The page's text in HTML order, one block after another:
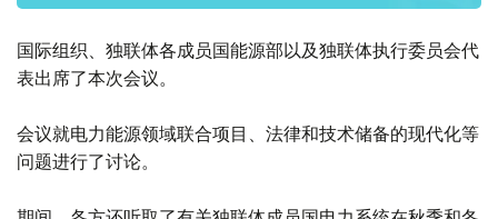
国际组织、独联体各成员国能源部以及独联体执行委员会代
表出席了本次会议。
会议就电力能源领域联合项目、法律和技术储备的现代化等
问题进行了讨论。